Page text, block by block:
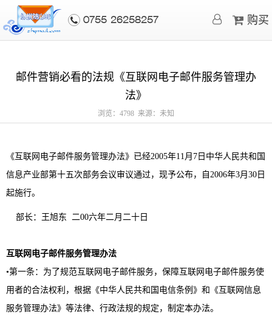
0755-26258257 购买
邮件营销必看的法规《互联网电子邮件服务管理办
法》
浏览：4798 来源：未知
《互联网电子邮件服务管理办法》已经2005年11月7日中华人民共和国
信息产业部第十五次部务会议审议通过，现予公布，自2006年3月30日
起施行。
部长：王旭东 二00六年二月二十日
互联网电子邮件服务管理办法
•第一条：为了规范互联网电子邮件服务，保障互联网电子邮件服务使
用者的合法权利，根据《中华人民共和国电信条例》和《互联网信息
服务管理办法》等法律、行政法规的规定，制定本办法。